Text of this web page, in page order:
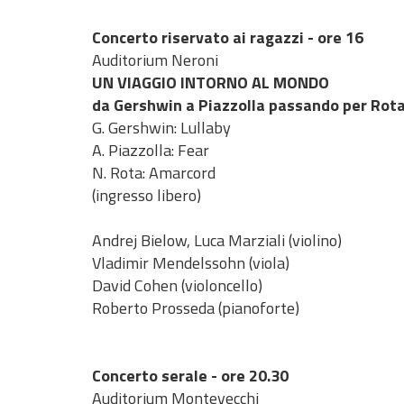
Concerto riservato ai ragazzi - ore 16
Auditorium Neroni
UN VIAGGIO INTORNO AL MONDO
da Gershwin a Piazzolla passando per
G. Gershwin: Lullaby
A. Piazzolla: Fear
N. Rota: Amarcord
(ingresso libero)
Andrej Bielow, Luca Marziali (violino)
Vladimir Mendelssohn (viola)
David Cohen (violoncello)
Roberto Prosseda (pianoforte)
Concerto serale - ore 20.30
Auditorium Montevecchi